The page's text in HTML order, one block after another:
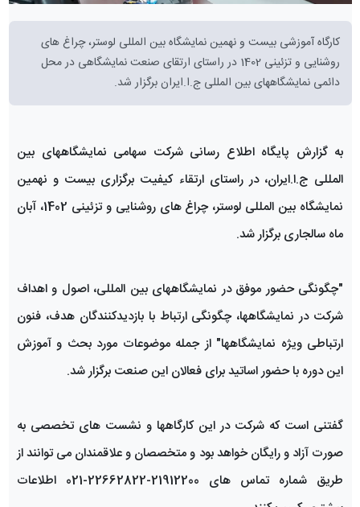
کارگاه آموزشی بیست و نهمین نمایشگاه بین المللی لوستر، چراغ های
روشنایی و تزئینی 1402 در راستای ارتقای صنعت نمایشگاهی در محل
دائمی نمایشگاههای بین المللی ج.ا.ایران برگزار شد.
به گزارش پایگاه اطلاع رسانی شرکت سهامی نمایشگاههای بین
المللی ج.ا.ایران، در راستای ارتقاء کیفیت برگزاری بیست و نهمین
نمایشگاه بین المللی لوستر، چراغ های روشنایی و تزئینی 1402، آبان
ماه سالجاری برگزار شد.
"چگونگی حضور موفق در نمایشگاههای بین المللی، اصول و اهداف
شرکت در نمایشگاهها، چگونگی ارتباط با بازدیدکنندگان هدف، فنون
ارتباطی ویژه نمایشگاهها" از جمله موضوعات مورد بحث و آموزش
این دوره با حضور اساتید برای فعالان این صنعت برگزار شد.
گفتنی است که شرکت در این کارگاهها و نشست های تخصصی به
صورت آزاد و رایگان خواهد بود و متخصصان و علاقمندان می توانند از
طریق شماره تماس های 21912200-22662822-021 اطلاعات